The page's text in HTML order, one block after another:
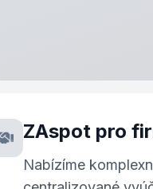
ZAspot pro
Nabízíme